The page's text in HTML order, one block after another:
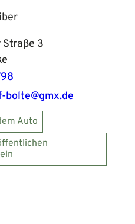
3
bolte@gmx.de
Auto